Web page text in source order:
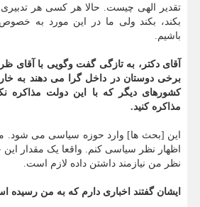
تقدیر الهی چیست. حالا هر کسی هر
بکند، بکند ولی ما در این مورد به خصوص
باشیم.
آقای دکتر، به تازگی گفت وگویی با آقای
برخی دوستان در داخل گرا می دهند به
کشورهای دیگر که با این دولت مذاکره
مذاکره کنید.
این [بحث ها] وارد حوزه سیاسی می شود.
اظهار نظر سیاسی کنم. واقعا یک مقدار
نظر من نیازمند داشتن داده لازم است.
ایشان گفتند اخباری دارم که به من رسیده